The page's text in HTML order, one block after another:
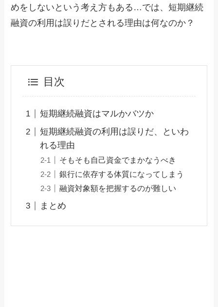
めをしないという考え方もある…では、短期継続
融資の利用は誤りだとされる理由は何なのか？
目次
短期継続融資はマルかバツか
短期継続融資の利用は誤りだ、といわ
れる理由
そもそも自己資金でまかなうべき
銀行に依存する体質になってしまう
融資対象額を把握するのが難しい
まとめ